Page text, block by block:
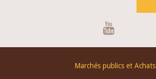
Marchés publics et Achats